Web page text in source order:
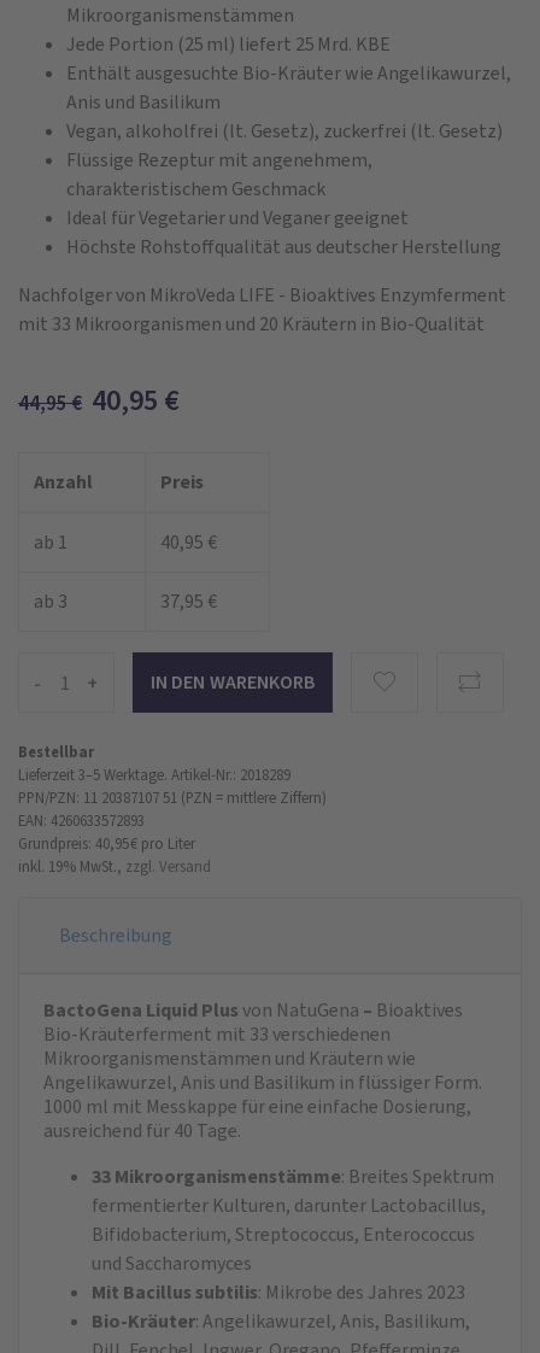
Mikroorganismenstämmen
Jede Portion (25 ml) liefert 25 Mrd. KBE
Enthält ausgesuchte Bio‑Kräuter wie Angelikawurzel,
Anis und Basilikum
Vegan, alkoholfrei (lt. Gesetz), zuckerfrei (lt. Gesetz)
Flüssige Rezeptur mit angenehmem,
charakteristischem Geschmack
Ideal für Vegetarier und Veganer geeignet
Höchste Rohstoffqualität aus deutscher Herstellung
Nachfolger von MikroVeda LIFE - Bioaktives Enzymferment
mit 33 Mikroorganismen und 20 Kräutern in Bio-Qualität
44,95€ 40,95 €
Anzahl Preis
ab 1 40,95 €
ab 3 37,95 €
- +
Bestellbar
Lieferzeit 3–5 Werktage. Artikel-Nr.: 2018289
PPN/PZN: 11 20387107 51 (PZN = mittlere Ziffern)
EAN: 4260633572893
Grundpreis: 40,95 € pro Liter
inkl. 19% MwSt., zzgl. Versand
Beschreibung
BactoGena Liquid Plusvon NatuGena – Bioaktives
Bio‑Kräuterferment mit 33 verschiedenen
Mikroorganismenstämmen und Kräutern wie
Angelikawurzel, Anis und Basilikum in flüssiger Form.
1000 ml mit Messkappe für eine einfache Dosierung,
ausreichend für 40 Tage.
33 Mikroorganismenstämme: Breites Spektrum
fermentierter Kulturen, darunter Lactobacillus,
Bifidobacterium, Streptococcus, Enterococcus
und Saccharomyces
Mit Bacillus subtilis: Mikrobe des Jahres 2023
Bio‑Kräuter: Angelikawurzel, Anis, Basilikum,